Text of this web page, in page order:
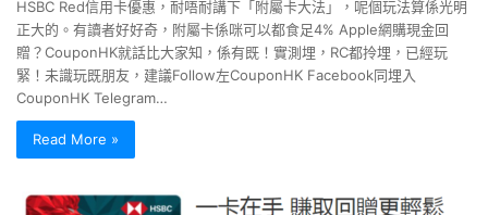
HSBC Red信用卡優惠，耐唔耐講下「附屬卡大法」，呢個玩法算係光明
正大的。有讀者好好奇，附屬卡係咪可以都食足4% Apple網購現金回
贈？CouponHK就話比大家知，係有既！實測埋，RC都拎埋，已經玩
緊！未識玩既朋友，建議Follow左CouponHK Facebook同埋入
CouponHK Telegram…
Read More »